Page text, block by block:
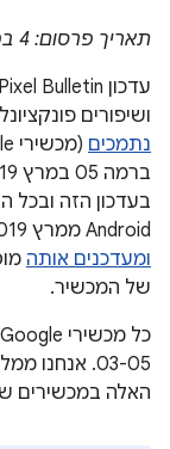
תאריך פרסום: 4 במרץ 2019
ושיפורים
נתמכים
בעדכון הזה
Android ממרץ 2019. במאמר
ומעדכנים אותה
של המכשיר.
03-05.
האלה במכשירים